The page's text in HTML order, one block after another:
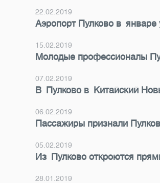
22.02.2019
Аэропорт Пулково в
15.02.2019
Молодые профессионалы
07.02.2019
В Пулково в Китайский
06.02.2019
Пассажиры признали
05.02.2019
Из Пулково откроются
28.01.2019